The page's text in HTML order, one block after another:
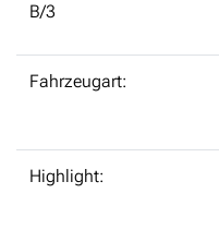
B/3
Fahrzeugart:
Highlight: